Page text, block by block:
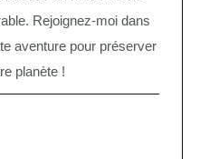
Rejoignez-moi dans
aventure pour préserver
planète !